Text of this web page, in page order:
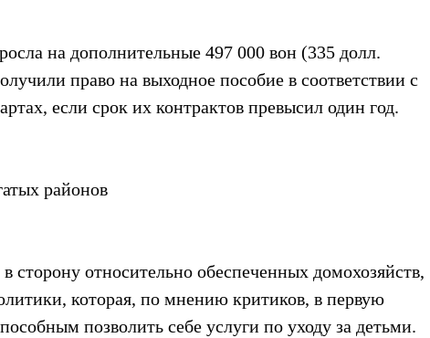
на дополнительные 497 000 вон (335 долл.
право на выходное пособие в соответствии с
если срок их контрактов превысил один год.
районов
сторону относительно обеспеченных домохозяйств,
которая, по мнению критиков, в первую
позволить себе услуги по уходу за детьми.